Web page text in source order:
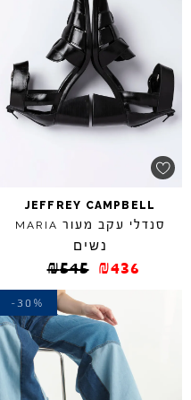
JEFFREY CAMPBELL
סנדלי עקב מעור MARIA
נשים
₪545 ₪436
-30%